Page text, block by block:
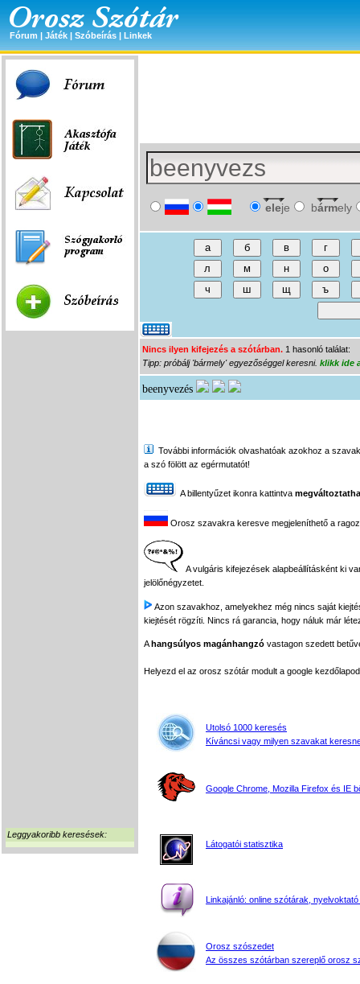
Fórum | Játék | Szóbeírás | Linkek
Leggyakoribb keresések:
eleje bármely
Nincs ilyen kifejezés a szótárban. 1 hasonló találat:
Tipp: próbálj 'bármely' egyezőséggel keresni. klikk ide
beenyvezés
További információk olvashatóak azokhoz a
a szó fölött az egérmutatót!
A billentyűzet ikonra kattintva
Orosz szavakra keresve megjeleníthető a
A vulgáris kifejezések alapbeállításként ki
jelölőnégyzetet.
Azon szavakhoz, amelyekhez még nincs saját
kiejtését rögzíti. Nincs rá garancia, hogy náluk már
Ahangsúlyos magánhangzó vastagon szedett
Helyezd el az orosz szótár modult a google
Utolsó 1000 keresés
Kíváncsi vagy milyen szavakat
Google Chrome, Mozilla Firefox és IE
Látogatói statisztika
Linkajánló: online szótárak, nyelvoktató
Orosz szószedet
Az összes szótárban szereplő orosz